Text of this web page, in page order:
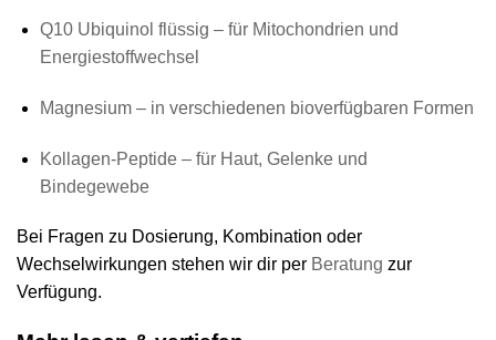
Q10 Ubiquinol flüssig – für Mitochondrien und
Energiestoffwechsel
Magnesium – in verschiedenen bioverfügbaren Formen
Kollagen-Peptide – für Haut, Gelenke und
Bindegewebe
Bei Fragen zu Dosierung, Kombination oder
Wechselwirkungen stehen wir dir per Beratung zur
Verfügung.